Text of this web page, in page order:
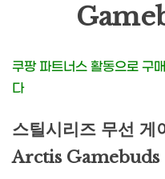
쿠팡 파트너스 활동으로 구
다
스틸시리즈 무선 게
Arctis Gamebuds